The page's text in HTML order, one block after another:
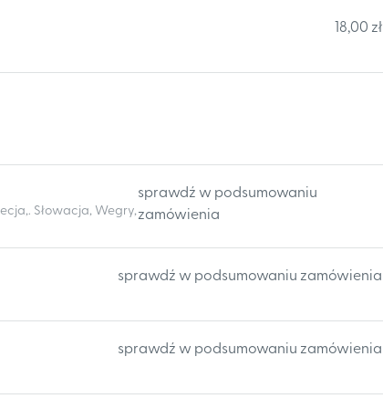
18,00 zł
Słowacja, Wegry,
sprawdź w podsumowaniu
zamówienia
sprawdź w podsumowaniu zamówienia
sprawdź w podsumowaniu zamówienia